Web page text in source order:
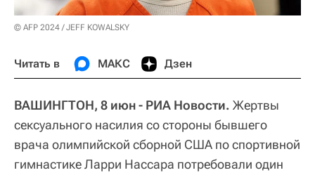
© AFP 2024 / JEFF KOWALSKY
Читать в МАКС Дзен
ВАШИНГТОН, 8 июн - РИА Новости. Жертвы
сексуального насилия со стороны бывшего
врача олимпийской сборной США по спортивной
гимнастике Ларри Нассара потребовали один